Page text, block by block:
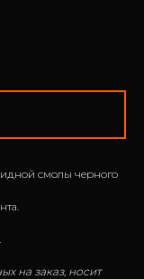
смолы черного
на заказ, носит